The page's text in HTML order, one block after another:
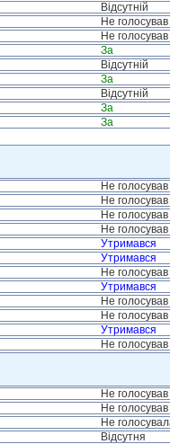
Відсутній
Не голосував
Не голосував
За
Відсутній
За
Відсутній
За
За
Не голосував
Не голосував
Не голосував
Не голосував
Утримався
Утримався
Не голосував
Утримався
Не голосував
Не голосував
Утримався
Не голосував
Не голосував
Не голосував
Не
Відсутня